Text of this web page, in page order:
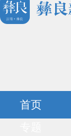
首页